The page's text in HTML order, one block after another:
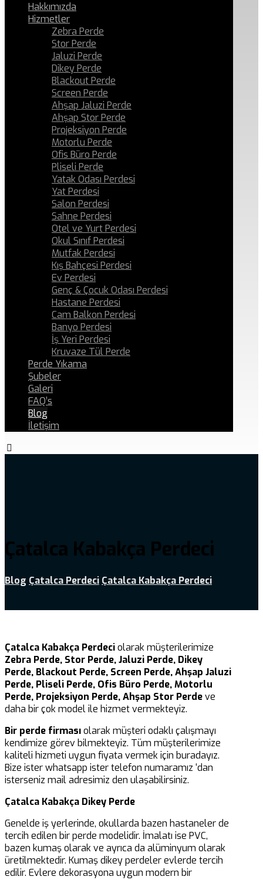
Hakkımızda
Hizmetler
Zebra Perde
Stor Perde
Jaluzi Perde
Dikey Perde
Blackout Perde
Screen Perde
Ahşap Jaluzi Perde
Ahşap Stor Perde
Projeksiyon Perde
Motorlu Perde
Ofis Büro Perde
Pliseli Perde
Yatak Odası Perdesi
Yat Perdesi
Salon Perdesi
Sahne Perdesi
Otel ve Yurt Perdesi
Okul Sınıf Perdesi
Mutfak Perdesi
Kış Bahçesi Perdesi
Ev Perdesi
Genç & Çocuk Odası Perdesi
Hastane Perdesi
Cam Balkon Perdesi
Banyo Perdesi
İş Yeri Perdesi
Kruvaze Tül Perde
Perde Yıkama
Şubeler
Galeri
FAQ’s
Blog
İletişim
Çatalca Kabakça Perdeci
Blog Çatalca Perdeci Çatalca Kabakça Perdeci
Çatalca Kabakça Perdeciolarak müşterilerimize
Zebra Perde, Stor Perde, Jaluzi Perde, Dikey
Perde, Blackout Perde, Screen Perde, Ahşap Jaluzi
Perde, Pliseli Perde, Ofis Büro Perde, Motorlu
Perde, Projeksiyon Perde, Ahşap Stor Perdeve
daha bir çok model ile hizmet vermekteyiz.
Bir perde firmasıolarak müşteri odaklı çalışmayı
kendimize görev bilmekteyiz. Tüm müşterilerimize
kaliteli hizmeti uygun fiyata vermek için buradayız.
Bize ister whatsapp ister telefon numaramız ‘dan
isterseniz mail adresimiz den ulaşabilirsiniz.
Çatalca Kabakça Dikey Perde
Genelde iş yerlerinde, okullarda bazen hastaneler de
tercih edilen bir perde modelidir. İmalatı ise PVC,
bazen kumaş olarak ve ayrıca da alüminyum olarak
üretilmektedir. Kumaş dikey perdeler evlerde tercih
edilir. Evlere dekorasyona uygun modern bir